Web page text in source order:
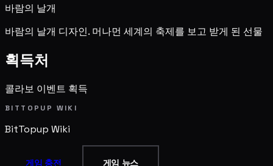
바람의 날개
바람의 날개 디자인. 머나먼 세계의 축제를 보고 받게 된 선물
획득처
콜라보 이벤트 획득
BITTOPUP WIKI
BitTopup Wiki
게임 충전 게임 뉴스